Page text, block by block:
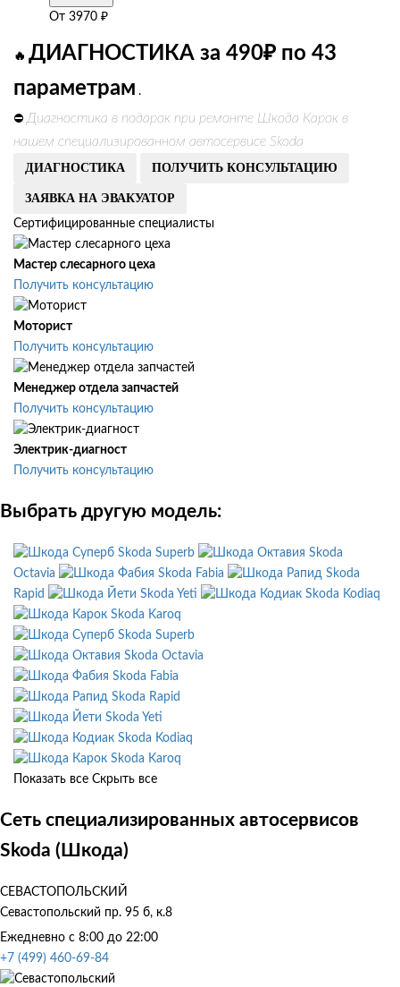
От 3970 ₽
🔥 ДИАГНОСТИКА за 490₽ по 43
параметрам .
⛔ Диагностика в подарок при ремонте Шкода Карок в
нашем специализированном автосервисе Skoda
ДИАГНОСТИКА ПОЛУЧИТЬ КОНСУЛЬТАЦИЮ
ЗАЯВКА НА ЭВАКУАТОР
Сертифицированные специалисты
Мастер слесарного цеха
Получить консультацию
Моторист
Получить консультацию
Менеджер отдела запчастей
Получить консультацию
Электрик-диагност
Получить консультацию
Выбрать другую модель:
Skoda Superb
Skoda
Octavia
Skoda Fabia
Skoda
Rapid
Skoda Yeti
Skoda Kodiaq
Skoda Karoq
Skoda Superb
Skoda Octavia
Skoda Fabia
Skoda Rapid
Skoda Yeti
Skoda Kodiaq
Skoda Karoq
Показать все Скрыть все
Сеть специализированных автосервисов
Skoda (Шкода)
СЕВАСТОПОЛЬСКИЙ
Севастопольский пр. 95 б, к.8
Ежедневно с 8:00 до 22:00
+7 (499) 460-69-84